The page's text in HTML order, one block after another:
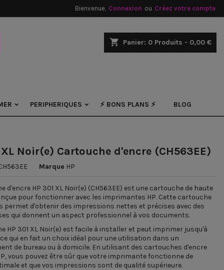
Bienvenue, Connexion ou Créez votre compte
shopping_cart Panier: 0 Produits - 0,00 €
PERIPHERIQUES ⚡ BONS PLANS ⚡ BLOG
XL Noir(e) Cartouche d'encre (CH563EE)
Marque HP
d'encre HP 301 XL Noir(e) (CH563EE) est une cartouche de haute
pour fonctionner avec les imprimantes HP. Cette cartouche
permet d'obtenir des impressions nettes et précises avec des
qui donnent un aspect professionnel à vos documents.
HP 301 XL Noir(e) est facile à installer et peut imprimer jusqu'à
qui en fait un choix idéal pour une utilisation dans un
de bureau ou à domicile. En utilisant des cartouches d'encre
vous pouvez être sûr que votre imprimante fonctionne de
et que vos impressions sont de qualité supérieure.